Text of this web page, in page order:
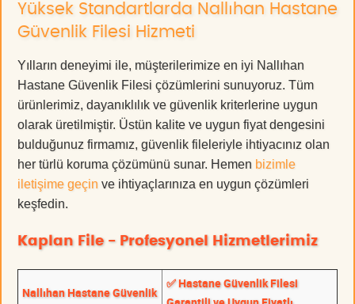
Yüksek Standartlarda Nallıhan Hastane
Güvenlik Filesi Hizmeti
Yılların deneyimi ile, müşterilerimize en iyi Nallıhan
Hastane Güvenlik Filesi çözümlerini sunuyoruz. Tüm
ürünlerimiz, dayanıklılık ve güvenlik kriterlerine uygun
olarak üretilmiştir. Üstün kalite ve uygun fiyat dengesini
bulduğunuz firmamız, güvenlik fileleriyle ihtiyacınız olan
her türlü koruma çözümünü sunar. Hemen bizimle
iletişime geçin ve ihtiyaçlarınıza en uygun çözümleri
keşfedin.
Kaplan File - Profesyonel Hizmetlerimiz
Nallıhan Hastane Güvenlik
✅ Hastane Güvenlik Filesi